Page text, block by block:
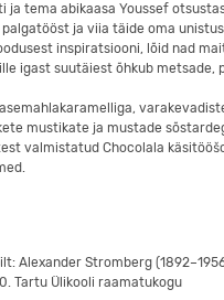
ja tema abikaasa Youssef
ja viia täide oma
inspiratsiooni, lõid nad
igast suutäiest õhkub metsade,
mustikate ja mustade
valmistatud Chocolala
Alexander Stromberg
Tartu Ülikooli raamatukogu